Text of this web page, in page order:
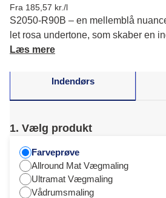
Fra 185,57 kr./l
S2050-R90B – en mellemblå
let rosa undertone, som skaber en
dit rum. Læs mere om farvens
Læs mere
Indendørs
1. Vælg produkt
Farveprøve
Allround Mat Vægmaling
Ultramat Vægmaling
Vådrumsmaling